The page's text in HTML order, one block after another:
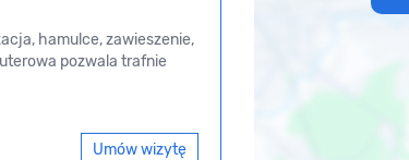
hamulce, zawieszenie,
pozwala trafnie
Umów wizytę